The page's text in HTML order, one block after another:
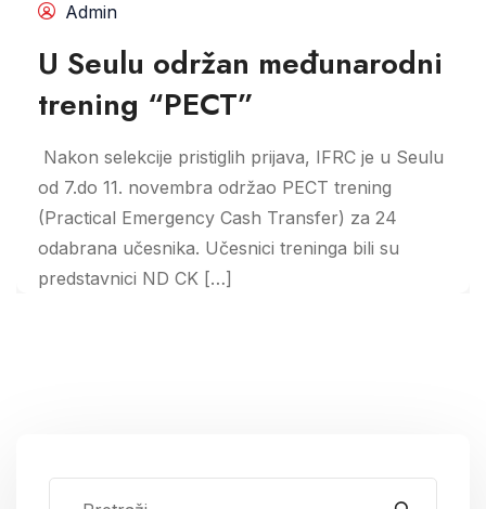
Admin
U Seulu održan međunarodni
trening “PECT”
Nakon selekcije pristiglih prijava, IFRC je u Seulu
od 7.do 11. novembra održao PECT trening
(Practical Emergency Cash Transfer) za 24
odabrana učesnika. Učesnici treninga bili su
predstavnici ND CK […]